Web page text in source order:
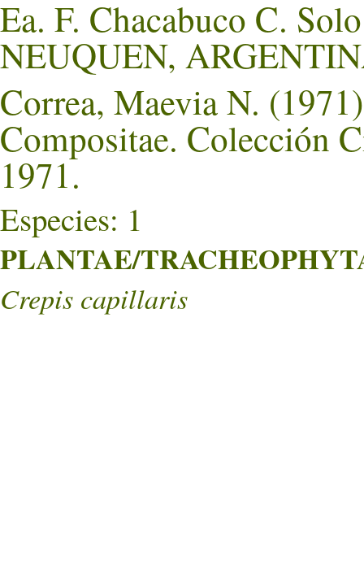
Ea. F. Chacabuco C.
NEUQUEN,
Correa, Maevia N.
Compositae. Colección
1971.
Especies: 1
PLANTAE/
Crepis capillaris